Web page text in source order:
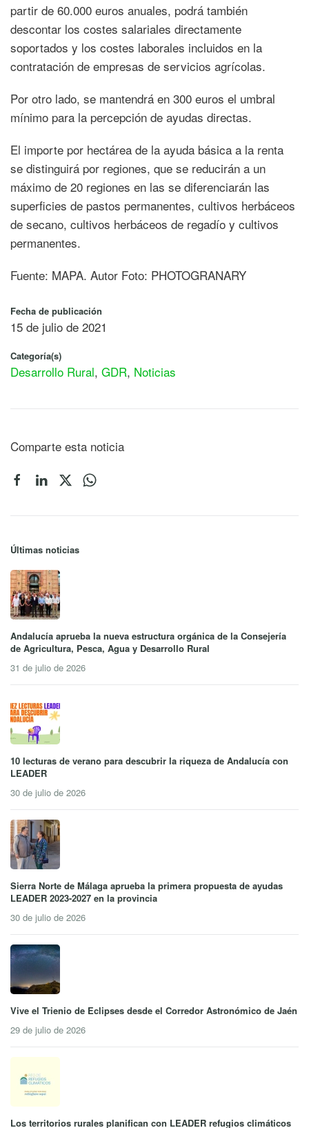
partir de 60.000 euros anuales, podrá también
descontar los costes salariales directamente
soportados y los costes laborales incluidos en la
contratación de empresas de servicios agrícolas.
Por otro lado, se mantendrá en 300 euros el umbral
mínimo para la percepción de ayudas directas.
El importe por hectárea de la ayuda básica a la renta
se distinguirá por regiones, que se reducirán a un
máximo de 20 regiones en las se diferenciarán las
superficies de pastos permanentes, cultivos herbáceos
de secano, cultivos herbáceos de regadío y cultivos
permanentes.
Fuente: MAPA. Autor Foto: PHOTOGRANARY
Fecha de publicación
15 de julio de 2021
Categoría(s)
Desarrollo Rural, GDR, Noticias
Comparte esta noticia
Últimas noticias
Andalucía aprueba la nueva estructura orgánica de la Consejería
de Agricultura, Pesca, Agua y Desarrollo Rural
31 de julio de 2026
10 lecturas de verano para descubrir la riqueza de Andalucía con
LEADER
30 de julio de 2026
Sierra Norte de Málaga aprueba la primera propuesta de ayudas
LEADER 2023-2027 en la provincia
30 de julio de 2026
Vive el Trienio de Eclipses desde el Corredor Astronómico de Jaén
29 de julio de 2026
Los territorios rurales planifican con LEADER refugios climáticos